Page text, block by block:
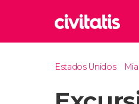
Estados Unidos